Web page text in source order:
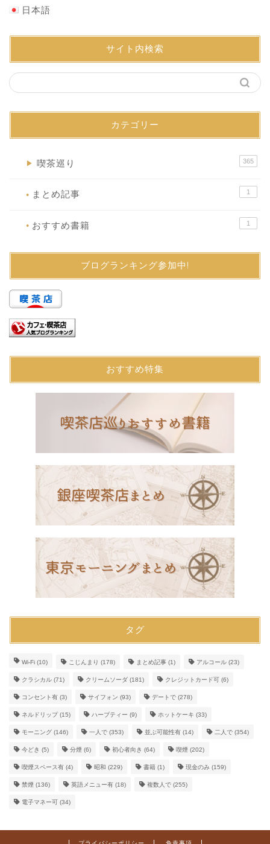
日本語
サイト内検索
カテゴリー
▶ 喫茶巡り 365
● まとめ記事 1
● おすすめ書籍 1
ブログランキング参加中!
おすすめ特集
タグ
Wi-Fi (10) こじんまり (178) まとめ記事 (1) アルコール (23)
クラシカル (71) クリームソーダ (181) クレジットカード可 (6)
コンセント有 (3) サイフォン (93) デートで (278)
ネルドリップ(15) ハーブティー (9) ホットケーキ (33)
モーニング (146) 一人で (353) 並ぶ可能性有 (14) 二人で (354)
今どき (5) 分煙 (6) 初心者向き (64) 喫煙 (202)
喫煙スペース有 (4) 昭和 (229) 書籍 (1) 現金のみ (159)
禁煙 (136) 英語メニュー有 (18) 複数人で (255)
電子マネー可 (34)